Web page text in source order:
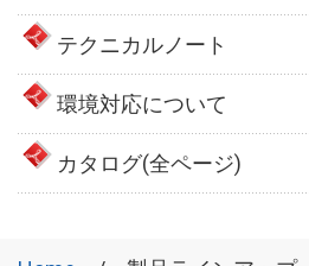
テクニカルノート
環境対応について
カタログ(全ページ)